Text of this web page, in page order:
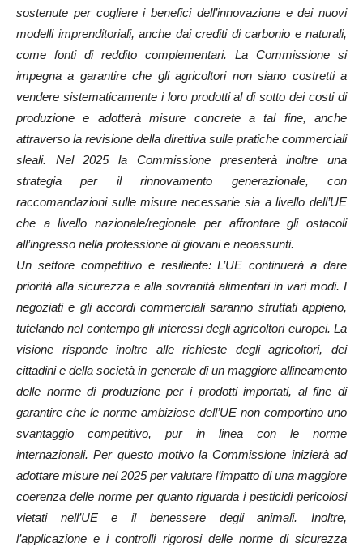
sostenute per cogliere i benefici dell’innovazione e dei nuovi
modelli imprenditoriali, anche dai crediti di carbonio e naturali,
come fonti di reddito complementari. La Commissione si
impegna a garantire che gli agricoltori non siano costretti a
vendere sistematicamente i loro prodotti al di sotto dei costi di
produzione e adotterà misure concrete a tal fine, anche
attraverso la revisione della direttiva sulle pratiche commerciali
sleali. Nel 2025 la Commissione presenterà inoltre una
strategia per il rinnovamento generazionale, con
raccomandazioni sulle misure necessarie sia a livello dell’UE
che a livello nazionale/regionale per affrontare gli ostacoli
all’ingresso nella professione di giovani e neoassunti.
Un settore competitivo e resiliente: L’UE continuerà a dare
priorità alla sicurezza e alla sovranità alimentari in vari modi. I
negoziati e gli accordi commerciali saranno sfruttati appieno,
tutelando nel contempo gli interessi degli agricoltori europei. La
visione risponde inoltre alle richieste degli agricoltori, dei
cittadini e della società in generale di un maggiore allineamento
delle norme di produzione per i prodotti importati, al fine di
garantire che le norme ambiziose dell’UE non comportino uno
svantaggio competitivo, pur in linea con le norme
internazionali. Per questo motivo la Commissione inizierà ad
adottare misure nel 2025 per valutare l’impatto di una maggiore
coerenza delle norme per quanto riguarda i pesticidi pericolosi
vietati nell’UE e il benessere degli animali. Inoltre,
l’applicazione e i controlli rigorosi delle norme di sicurezza